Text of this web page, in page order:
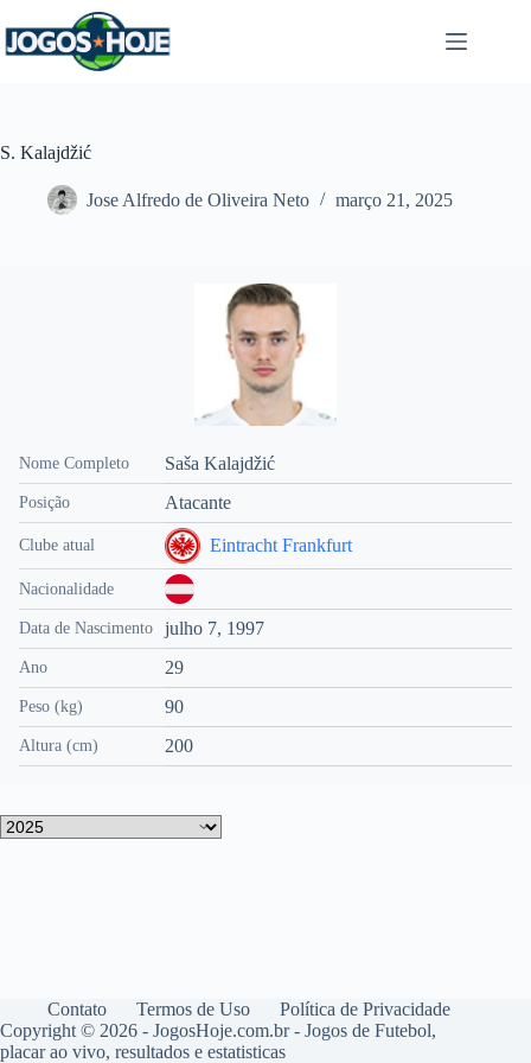
para
o
S. Kalajdžić
Jose Alfredo de Oliveira Neto março 21, 2025
Nome Completo Saša Kalajdžić
Posição Atacante
Clube atual Eintracht Frankfurt
Nacionalidade
Data de Nascimento julho 7, 1997
Ano 29
Peso (kg) 90
Altura (cm) 200
Contato Termos de Uso
Política de Privacidade
Copyright © 2026 - JogosHoje.com.br - Jogos de Futebol,
placar ao vivo, resultados e estatisticas